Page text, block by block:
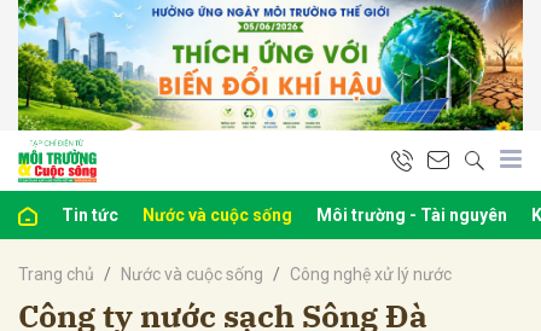
Tin tức Nước và cuộc sống Môi trường - Tài nguyên
Trang chủ Nước và cuộc sống Công nghệ xử lý nước
Công ty nước sạch Sông Đà
luận